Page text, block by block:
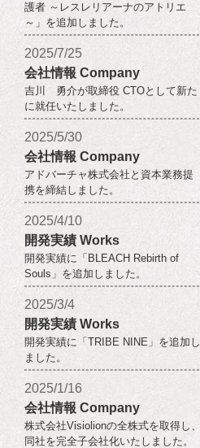
護者 ～レスレリアーナのアトリエ
～」を追加しました。
2025/7/25
会社情報 Company
吉川 勇介が取締役 CTOとして新た
に就任いたしました。
2025/5/30
会社情報 Company
アドバーチャ株式会社と資本業務提
携を締結しました。
2025/4/10
開発実績 Works
開発実績に「BLEACH Rebirth of
Souls」を追加しました。
2025/3/4
開発実績 Works
開発実績に「TRIBE NINE」を追加し
ました。
2025/1/16
会社情報 Company
株式会社Visiolionの全株式を取得し、
同社を完全子会社化いたしました。